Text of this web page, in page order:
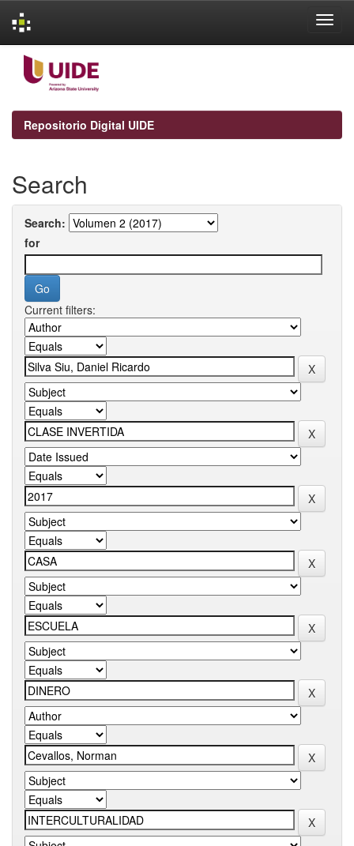
navigation
Repositorio Digital UIDE
Search
Search:
for
Current filters: